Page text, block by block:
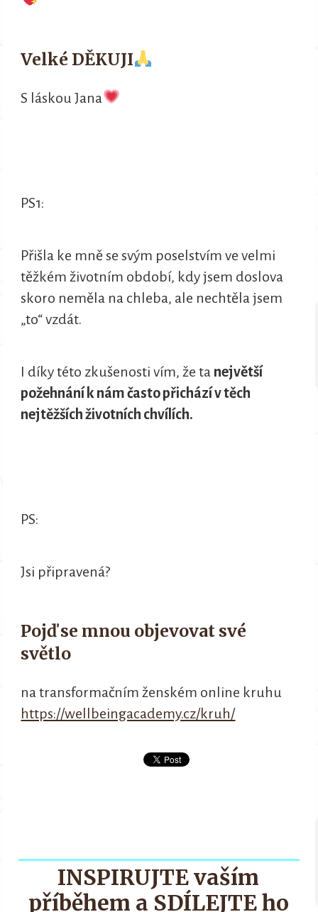
Velké DĚKUJI
S láskou Jana
PS1:
Přišla ke mně se svým poselstvím ve velmi
těžkém životním období, kdy jsem doslova
skoro neměla na chleba, ale nechtěla jsem
„to“ vzdát.
I díky této zkušenosti vím, že ta největší
požehnání k nám často přichází v těch
nejtěžších životních chvílích.
PS:
Jsi připravená?
Pojď se mnou objevovat své
světlo
na transformačním ženském online kruhu
https://wellbeingacademy.cz/kruh/
INSPIRUJTE vaším
příběhem a SDÍLEJTE ho